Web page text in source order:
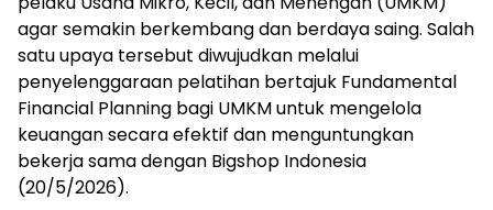
agar semakin berkembang dan berdaya saing. Salah
satu upaya tersebut diwujudkan melalui
penyelenggaraan pelatihan bertajuk Fundamental
Financial Planning bagi UMKM untuk mengelola
keuangan secara efektif dan menguntungkan
bekerja sama dengan Bigshop Indonesia
(20/5/2026).